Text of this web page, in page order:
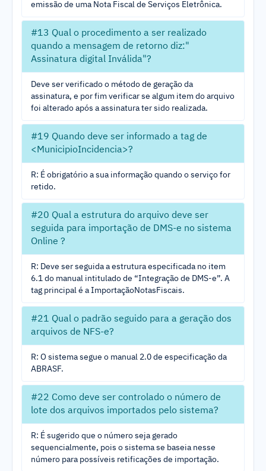
emissão de uma Nota Fiscal de Serviços Eletrônica.
#13 Qual o procedimento a ser realizado
quando a mensagem de retorno diz:"
Assinatura digital Inválida"?
Deve ser verificado o método de geração da
assinatura, e por fim verificar se algum item do arquivo
foi alterado após a assinatura ter sido realizada.
#19 Quando deve ser informado a tag de
<MunicipioIncidencia>?
R: É obrigatório a sua informação quando o serviço for
retido.
#20 Qual a estrutura do arquivo deve ser
seguida para importação de DMS-e no sistema
Online ?
R: Deve ser seguida a estrutura especificada no item
6.1 do manual intitulado de “Integração de DMS-e”. A
tag principal é a ImportaçãoNotasFiscais.
#21 Qual o padrão seguido para a geração dos
arquivos de NFS-e?
R: O sistema segue o manual 2.0 de especificação da
ABRASF.
#22 Como deve ser controlado o número de
lote dos arquivos importados pelo sistema?
R: É sugerido que o número seja gerado
sequencialmente, pois o sistema se baseia nesse
número para possíveis retificações de importação.